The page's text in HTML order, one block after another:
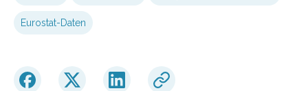
Eurostat-Daten